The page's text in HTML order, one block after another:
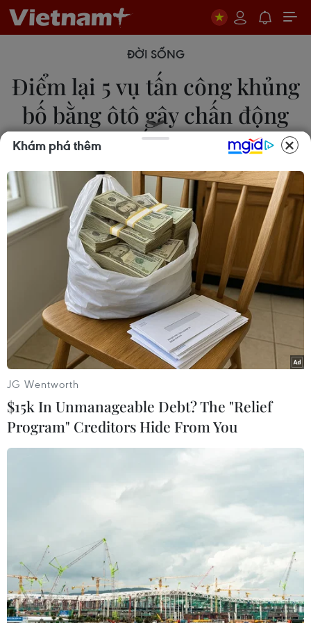
ĐỜI SỐNG
Điểm lại 5 vụ tấn công khủng
bố bằng ôtô gây chấn động
thế giới
15/04/2017 22:27
Chỉ trong vòng chưa đầy 1 năm (từ tháng 7/2016
đến nay), thế giới đã chứng kiến 5 vụ tấn công
khủng bố bằng xe tải gây nhiều thương vong.
Nhấp chuột vào ảnh để xem kích thước thực.
Chỉ trong vòng chưa đầy 1 năm (từ tháng 7/2016
đến nay), thế giới đã chứng kiến 5 vụ tấn công
khủng bố bằng xe tải gây nhiều thương vong.
Đáng chú ý 4/5 vụ tấn công xảy ra ở các thành
phố, thủ đô của châu Âu là Nice (Pháp,
Khám phá thêm
JG Wentworth
$15k In Unmanageable Debt? The "Relief
Program" Creditors Hide From You